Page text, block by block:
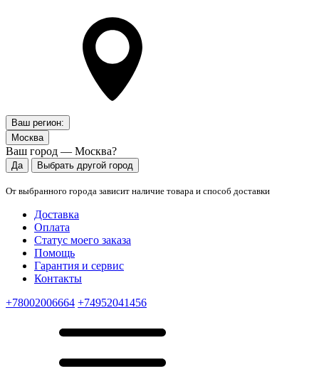
Ваш регион:
Москва
Ваш город — Москва?
Да Выбрать другой город
От выбранного города зависит наличие товара и способ доставки
Доставка
Оплата
Статус моего заказа
Помощь
Гарантия и сервис
Контакты
+78002006664 +74952041456